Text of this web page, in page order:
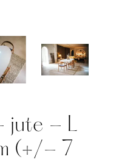
jute - L
(+/- 7